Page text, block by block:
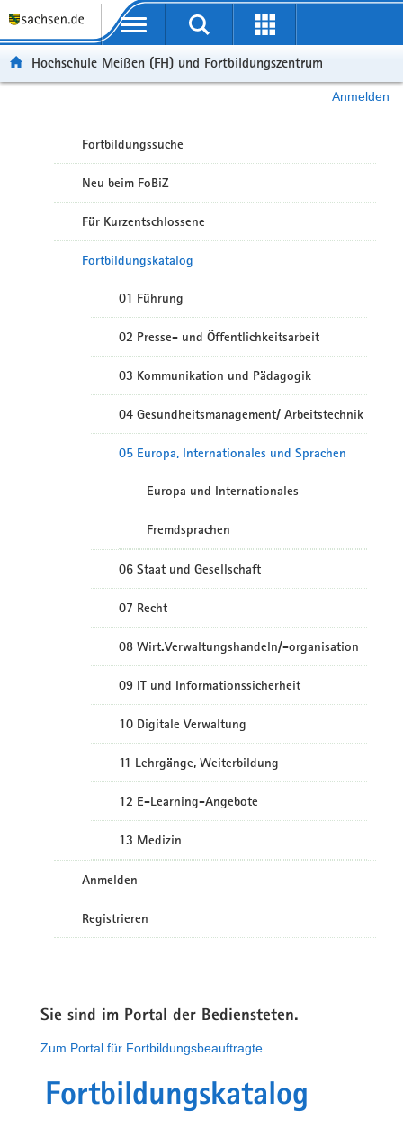
Portalübergreifende Navigation
Hochschule Meißen (FH) und Fortbildungszentrum
Anmelden
Fortbildungssuche
Neu beim FoBiZ
Für Kurzentschlossene
Fortbildungskatalog
01 Führung
02 Presse- und Öffentlichkeitsarbeit
03 Kommunikation und Pädagogik
04 Gesundheitsmanagement/ Arbeitstechnik
05 Europa, Internationales und Sprachen
Europa und Internationales
Fremdsprachen
06 Staat und Gesellschaft
07 Recht
08 Wirt.Verwaltungshandeln/-organisation
09 IT und Informationssicherheit
10 Digitale Verwaltung
11 Lehrgänge, Weiterbildung
12 E-Learning-Angebote
13 Medizin
Anmelden
Registrieren
Sie sind im Portal der Bediensteten.
Zum Portal für Fortbildungsbeauftragte
Fortbildungskatalog